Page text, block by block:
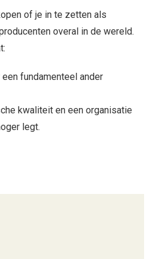
of je in te zetten als
overal in de wereld.
fundamenteel ander
kwaliteit en een organisatie
legt.